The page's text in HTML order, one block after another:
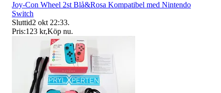
Joy-Con Wheel 2st Blå&Rosa Kompatibel med Nintendo
Switch
Sluttid2 okt 22:33.
Pris:123 kr,Köp nu.